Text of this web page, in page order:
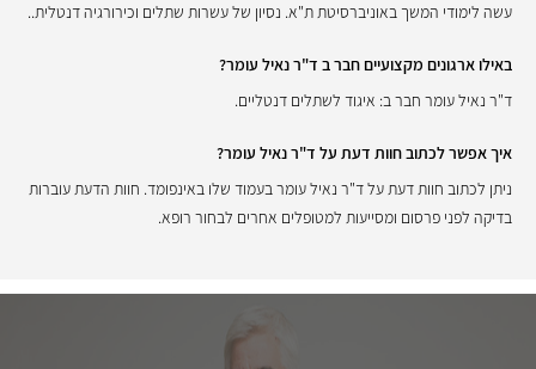
עשה לימודי המשך באוניברסיטת ת"א. נסיון של עשרות שתלים וכירורגיה דנטלית..
באילו ארגונים מקצועיים חבר ב ד"ר נאיל עומר?
ד"ר נאיל עומר חבר ב: איגוד לשתלים דנטליים.
איך אפשר לכתוב חוות דעת על ד"ר נאיל עומר?
ניתן לכתוב חוות דעת על ד"ר נאיל עומר בעמוד שלו באינפומד. חוות הדעת עוברות
בדיקה לפני פרסום ומסייעות למטופלים אחרים לבחור רופא.